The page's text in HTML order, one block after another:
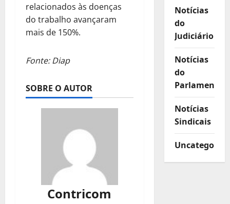
relacionados às doenças
do trabalho avançaram
mais de 150%.
Fonte: Diap
SOBRE O AUTOR
Contricom
Notícias
do
Judiciário
Notícias
do
Parlamento
Notícias
Sindicais